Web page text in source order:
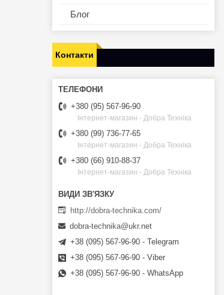
Блог
Контакти
+380 (95) 567-96-90
Інтернет-магазин - Добра Техніка
+380 (99) 736-77-65
Інтернет-магазин - Добра Техніка
+380 (66) 910-88-37
Інтернет-магазин - Добра Техніка
http://dobra-technika.com/
dobra-technika@ukr.net
+38 (095) 567-96-90 - Telegram
+38 (095) 567-96-90 - Viber
+38 (095) 567-96-90 - WhatsApp